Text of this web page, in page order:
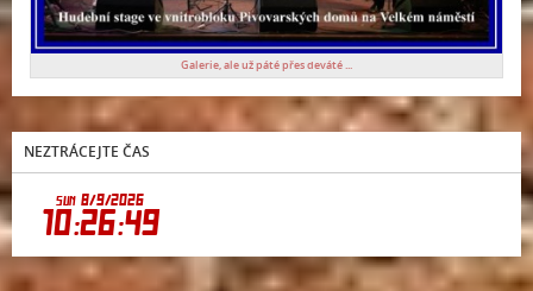
Galerie, ale už páté přes deváté ...
NEZTRÁCEJTE ČAS